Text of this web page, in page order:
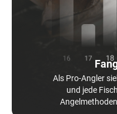
Als Pro-Angler
und jede